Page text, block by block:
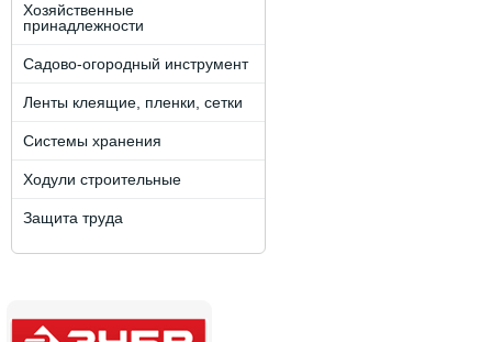
Хозяйственные
принадлежности
Садово-огородный инструмент
Ленты клеящие, пленки, сетки
Системы хранения
Ходули строительные
Защита труда